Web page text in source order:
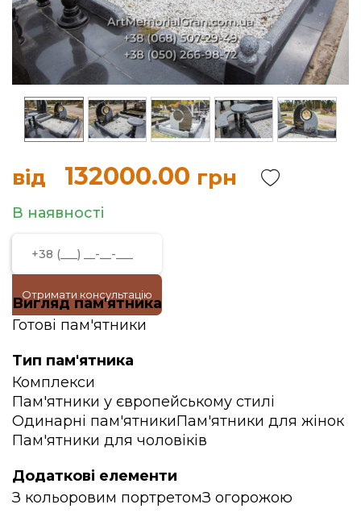
від 132000.00 грн
В наявності
Отримати консультацію
Вигляд пам'ятника
Готові пам'ятники
Тип пам'ятника
Комплекси
Пам'ятники у європейському стилі
Одинарні пам'ятникиПам'ятники для жінок
Пам'ятники для чоловіків
Додаткові елементи
З кольоровим портретомЗ огорожою